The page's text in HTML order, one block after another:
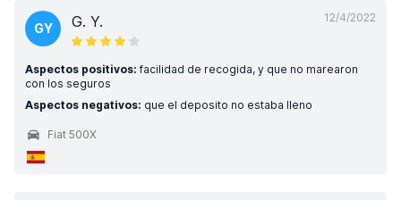
12/4/2022
GY G. Y.
Aspectos positivos: facilidad de recogida, y que no marearon
con los seguros
Aspectos negativos: que el deposito no estaba lleno
Fiat 500X